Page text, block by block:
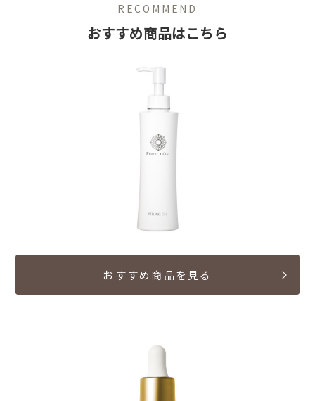
RECOMMEND
おすすめ商品はこちら
おすすめ商品を見る